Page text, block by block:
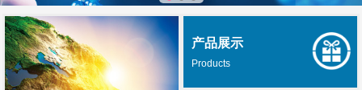
产品展示
Products